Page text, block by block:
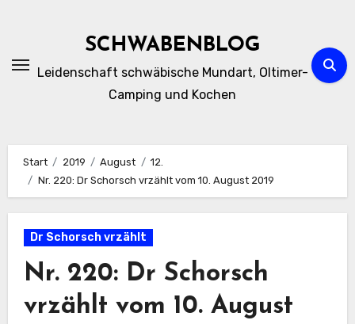
SCHWABENBLOG
Leidenschaft schwäbische Mundart, Oltimer-
Camping und Kochen
Start 2019 August
12.
Nr. 220: Dr Schorsch vrzählt vom 10. August 2019
Dr Schorsch vrzählt
Nr. 220: Dr Schorsch
vrzählt vom 10. August